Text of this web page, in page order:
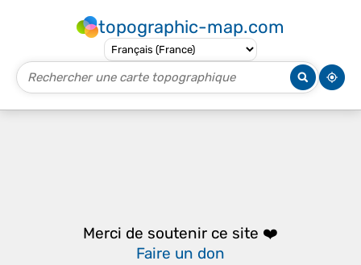
topographic-map.com
Merci de soutenir ce site ❤️
Faire un don